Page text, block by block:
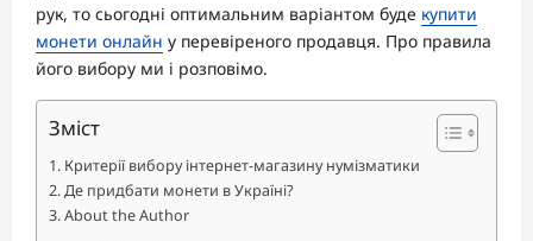
рук, то сьогодні оптимальним варіантом буде купити
монети онлайн у перевіреного продавця. Про правила
його вибору ми і розповімо.
Зміст
Критерії вибору інтернет-магазину нумізматики
Де придбати монети в Україні?
About the Author